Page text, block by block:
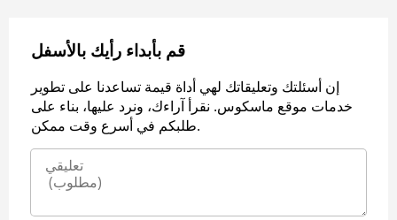
قم بأبداء رأيك بالأسفل
إن أسئلتك وتعليقاتك لهي أداة قيمة تساعدنا على تطوير
خدمات موقع ماسكوس. نقرأ آراءك، ونرد عليها، بناء على
طلبكم في أسرع وقت ممكن.